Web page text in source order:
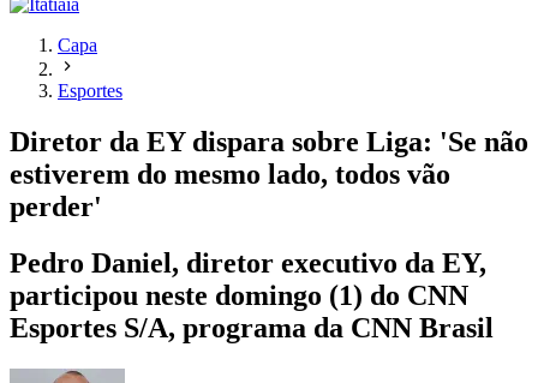
Capa
Esportes
Diretor da EY dispara sobre Liga: 'Se não
estiverem do mesmo lado, todos vão
perder'
Pedro Daniel, diretor executivo da EY,
participou neste domingo (1) do CNN
Esportes S/A, programa da CNN Brasil